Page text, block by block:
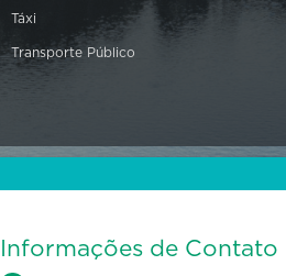
Táxi
Transporte Público
Informações de Contato